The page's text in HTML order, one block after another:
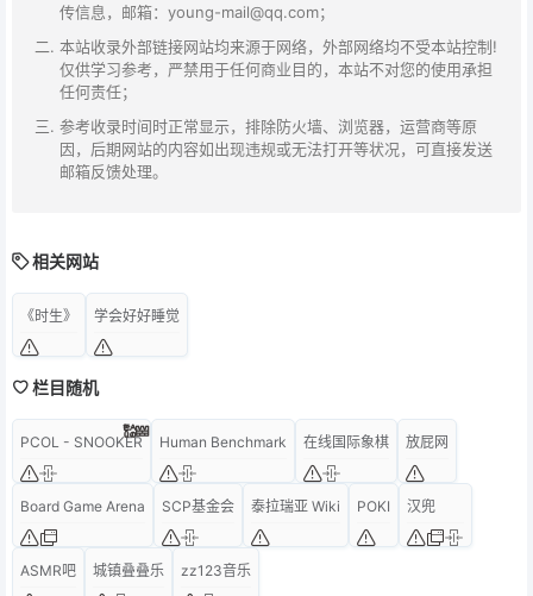
传信息，邮箱：young-mail@qq.com；
本站收录外部链接网站均来源于网络，外部网络均不受本站控制!
仅供学习参考，严禁用于任何商业目的，本站不对您的使用承担
任何责任；
参考收录时间时正常显示，排除防火墙、浏览器，运营商等原
因，后期网站的内容如出现违规或无法打开等状况，可直接发送
邮箱反馈处理。
相关网站
《时生》 学会好好睡觉
栏目随机
PCOL - SNOOKER Human Benchmark 在线国际象棋 放屁网
Board Game Arena SCP基金会 泰拉瑞亚 Wiki POKI 汉兜
ASMR吧 城镇叠叠乐 zz123音乐